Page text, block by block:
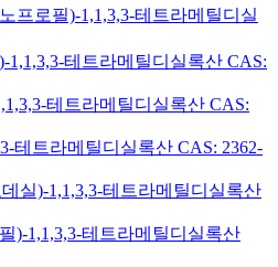
프로필)-1,1,3,3-테트라메틸디실
1,1,3,3-테트라메틸디실록산 CAS:
테트라메틸디실록산 CAS:
테트라메틸디실록산 CAS: 2362-
실)-1,1,3,3-테트라메틸디실록산
)-1,1,3,3-테트라메틸디실록산